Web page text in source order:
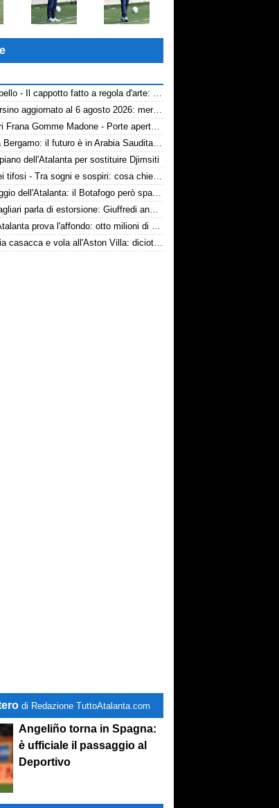
AP Group Mapello - Il cappotto fatto a regola d'arte: qualità certificata ICMQ
Atalanta, il borsino aggiornato al 6 agosto 2026: mercato in entrata ancora in stand-by. Si lavora sulle cessioni
Volti nerazzurri Frana Gomme Madone - Porte aperte alla New Balance Arena: i volti dei tifosi della Dea
Djimsiti saluta Bergamo: il futuro è in Arabia Saudita! Tre milioni e firma biennale
dell'Atalanta per sostituire Djimsiti
TA, la voce dei tifosi - Tra sogni e sospiri: cosa chiedono davvero i tifosi dell'Atalanta
Danilo, sondaggio dell'Atalanta: il Botafogo però spara alto
Esposito, il Cagliari parla di estorsione: Giuffredi annuncia denuncia
Kristensen, l'Atalanta prova l'affondo: otto milioni di distanza
Ruggeri cambia casacca e vola all'Aston Villa: diciotto milioni più bonus
di Redazione TuttoAtalanta.com
Angeliño torna in Spagna:
è ufficiale il passaggio al
Deportivo